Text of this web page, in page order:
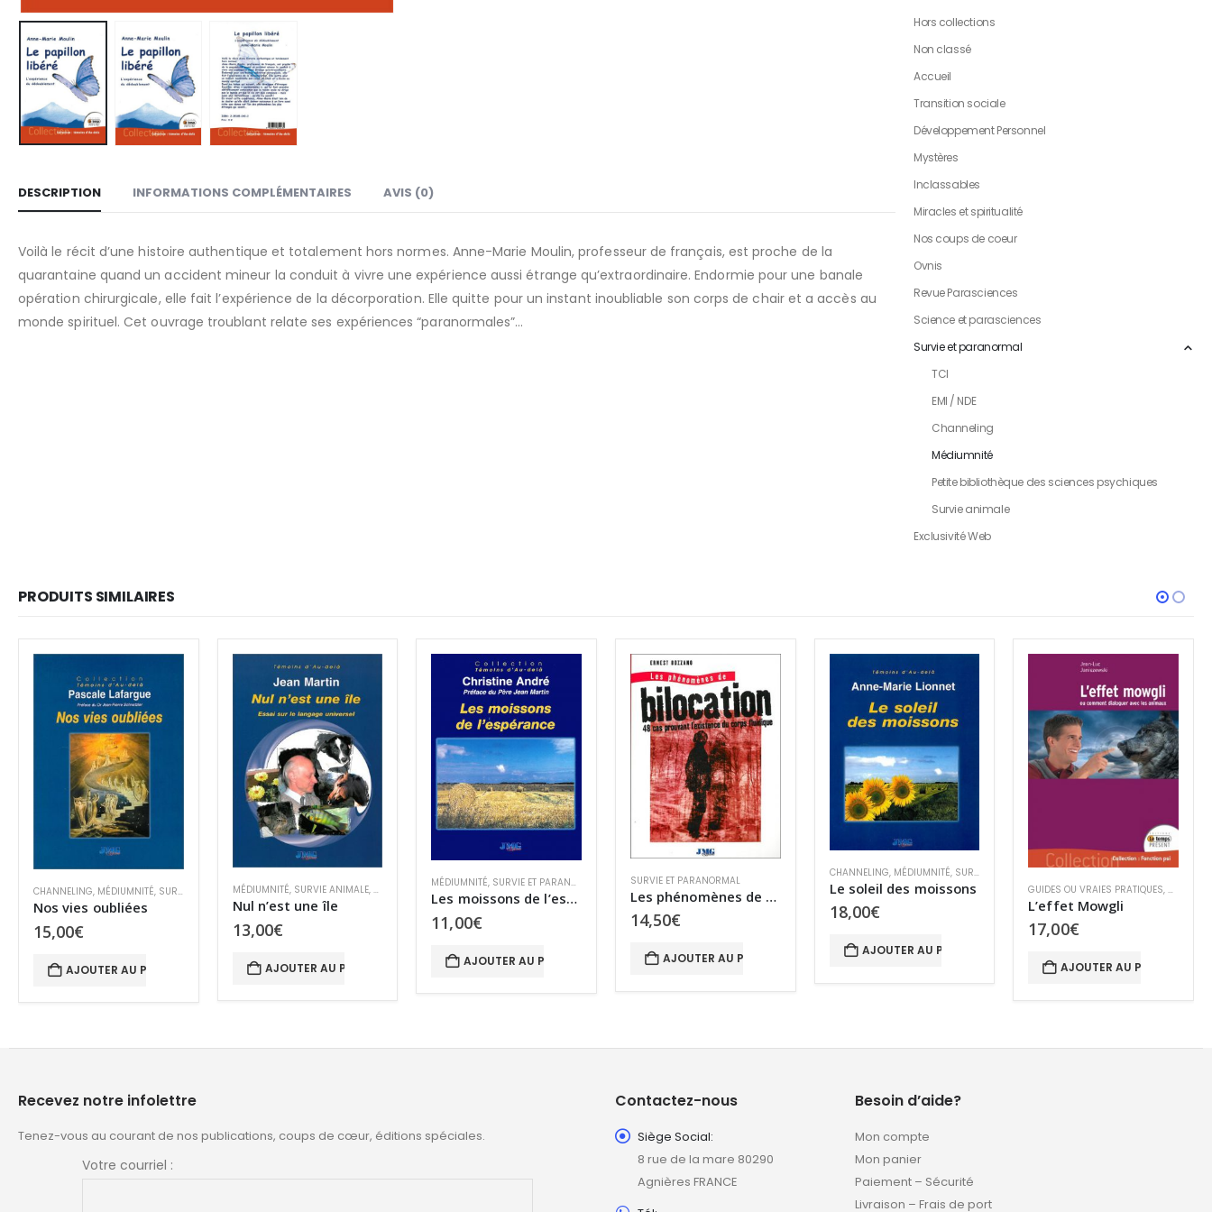
DESCRIPTION INFORMATIONS COMPLÉMENTAIRES AVIS (0)
Voilà le récit d’une histoire authentique et totalement hors normes. Anne-Marie Moulin, professeur de français, est proche de la
quarantaine quand un accident mineur la conduit à vivre une expérience aussi étrange qu’extraordinaire. Endormie pour une banale
opération chirurgicale, elle fait l’expérience de la décorporation. Elle quitte pour un instant inoubliable son corps de chair et a accès au
monde spirituel. Cet ouvrage troublant relate ses expériences “paranormales”…
Hors collections
Non classé
Accueil
Transition sociale
Développement Personnel
Mystères
Inclassables
Miracles et spiritualité
Nos coups de coeur
Ovnis
Revue Parasciences
Science et parasciences
Survie et paranormal
TCI
EMI / NDE
Channeling
Médiumnité
Petite bibliothèque des sciences psychiques
Survie animale
Exclusivité Web
PRODUITS SIMILAIRES
MÉDIUMNITÉ, SURVIE ANIMALE,SURVIE ET PARANORMAL,TCI
Nul n’est une île
13,00€
AJOUTER AU PANIER
MÉDIUMNITÉ SURVIE ET PARANORMAL
Les moissons de l’espérance
11,00€
AJOUTER AU PANIER
SURVIE ET PARANORMAL
14,50€
AJOUTER AU PANIER
Le soleil des moissons
18,00€
GUIDES OU VRAIES PRATIQUES,SURVIE ANIMALE,SURVIE ET PARANORMAL
L’effet Mowgli
MÉDIUMNITÉ,SURVIE ET PARANORMAL
L’appel de mon père
18,00€
AJOUTER AU PANIER
Recevez notre infolettre
Tenez-vous au courant de nos publications, coups de cœur, éditions spéciales.
Votre courriel :
Contactez-nous
Siège Social:
8 rue de la mare 80290
Agnières FRANCE
Besoin d’aide?
Mon compte
Mon panier
Paiement – Sécurité
Livraison – Frais de port